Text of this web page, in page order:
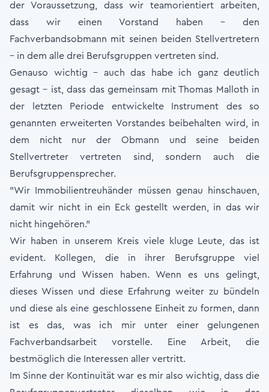
der Voraussetzung, dass wir teamorientiert arbeiten,
dass wir einen Vorstand haben – den
Fachverbandsobmann mit seinen beiden Stellvertretern
– in dem alle drei Berufsgruppen vertreten sind.
Genauso wichtig – auch das habe ich ganz deutlich
gesagt – ist, dass das gemeinsam mit Thomas Malloth in
der letzten Periode entwickelte Instrument des so
genannten erweiterten Vorstandes beibehalten wird, in
dem nicht nur der Obmann und seine beiden
Stellvertreter vertreten sind, sondern auch die
Berufsgruppensprecher.
"Wir Immobilientreuhänder müssen genau hinschauen,
damit wir nicht in ein Eck gestellt werden, in das wir
nicht hingehören."
Wir haben in unserem Kreis viele kluge Leute, das ist
evident. Kollegen, die in ihrer Berufsgruppe viel
Erfahrung und Wissen haben. Wenn es uns gelingt,
dieses Wissen und diese Erfahrung weiter zu bündeln
und diese als eine geschlossene Einheit zu formen, dann
ist es das, was ich mir unter einer gelungenen
Fachverbandsarbeit vorstelle. Eine Arbeit, die
bestmöglich die Interessen aller vertritt.
Im Sinne der Kontinuität war es mir also wichtig, dass die